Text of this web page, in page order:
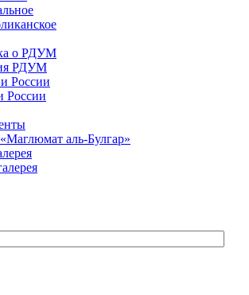
о РДУМ
РДУМ
России
России
«Маглюмат аль-Булгар»